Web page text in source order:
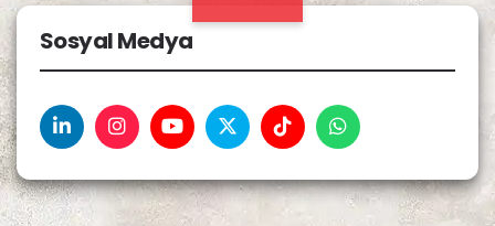
Sosyal Medya